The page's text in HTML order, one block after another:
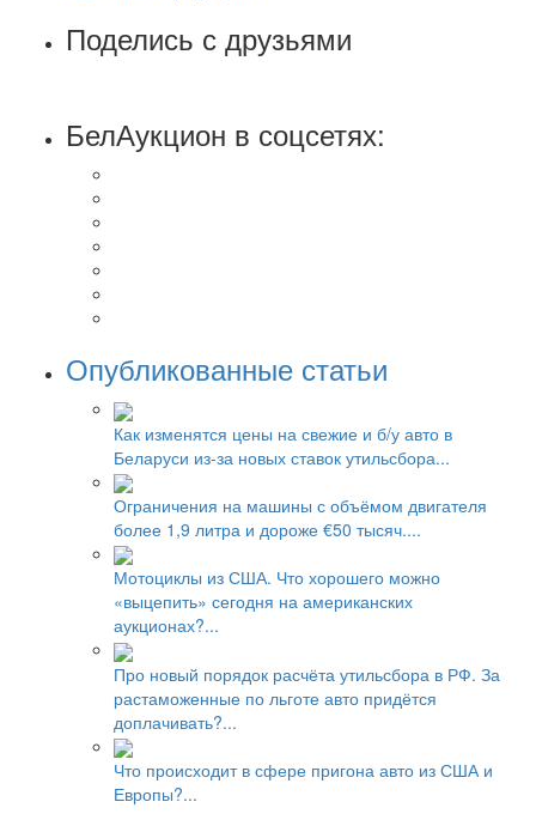
Поделись с друзьями
БелАукцион в соцсетях:
Опубликованные статьи
Как изменятся цены на свежие и б/у авто в
Беларуси из-за новых ставок утильсбора...
Ограничения на машины с объёмом двигателя
более 1,9 литра и дороже €50 тысяч....
Мотоциклы из США. Что хорошего можно
«выцепить» сегодня на американских
аукционах?...
Про новый порядок расчёта утильсбора в РФ. За
растаможенные по льготе авто придётся
доплачивать?...
Что происходит в сфере пригона авто из США и
Европы?...